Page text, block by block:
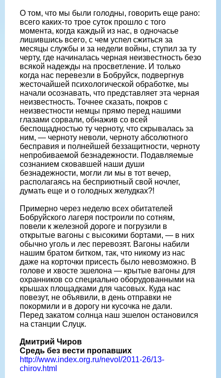
О том, что мы были голодны, говорить еще рано:
всего каких‐то трое суток прошло с того
момента, когда каждый из нас, в одночасье
лишившись всего, с чем успел сжиться за
месяцы службы и за недели войны, ступил за ту
черту, где начиналась черная неизвестность безо
всякой надежды на просветление. И только
когда нас перевезли в Бобруйск, подвергнув
жесточайшей психологической обработке, мы
начали осознавать, что представляет эта черная
неизвестность. Точнее сказать, покров с
неизвестности немцы прямо перед нашими
глазами сорвали, обнажив со всей
беспощадностью ту черноту, что скрывалась за
ним, — черноту неволи, черноту абсолютного
бесправия и полнейшей беззащитности, черноту
непробиваемой безнадежности. Подавляемые
сознанием сковавшей наши души
безнадежности, могли ли мы в тот вечер,
располагаясь на бесприютный свой ночлег,
думать еще и о голодных желудках?!
Примерно через неделю всех обитателей
Бобруйского лагеря построили по сотням,
повели к железной дороге и погрузили в
открытые вагоны с высокими бортами, — в них
обычно уголь и лес перевозят. Вагоны набили
нашим братом битком, так, что никому из нас
даже на корточки присесть было невозможно. В
голове и хвосте эшелона — крытые вагоны для
охранников со специально оборудованными на
крышах площадками для часовых. Куда нас
повезут, не объявили, в день отправки не
покормили и в дорогу ни кусочка не дали.
Перед закатом солнца наш эшелон остановился
на станции Слуцк.
Дмитрий Чиров
Средь без вести пропавших
http://www.index.org.ru/nevol/2011-26/13-
chirov.html